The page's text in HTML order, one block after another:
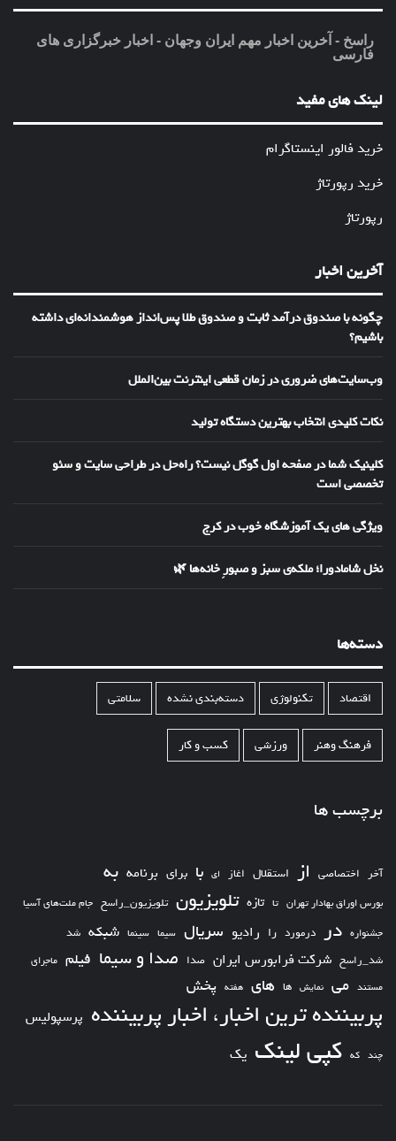
راسخ - آخرین اخبار مهم ایران وجهان - اخبار خبرگزاری های
فارسی
لینک های مفید
خرید فالور اینستاگرام
خرید رپورتاژ
رپورتاژ
آخرین اخبار
چگونه با صندوق درآمد ثابت و صندوق طلا پس‌انداز هوشمندانه‌ای داشته
باشیم؟
وب‌سایت‌های ضروری در زمان قطعی اینترنت بین‌الملل
نکات کلیدی انتخاب بهترین دستگاه تولید
کلینیک شما در صفحه اول گوگل نیست؟ راه‌حل در طراحی سایت و سئو
تخصصی است
ویژگی های یک آموزشگاه خوب در کرج
نخل شامادورا؛ ملکه‌ی سبز و صبورِ خانه‌ها 🌿
دسته‌ها
اقتصاد تکنولوژی دسته‌بندی نشده سلامتی
فرهنگ وهنر ورزشی کسب و کار
برچسب ها
آخر اختصاصی از استقلال اغاز ای با برای برنامه به
بورس اوراق بهادار تهران تا تازه تلویزیون تلویزیون_راسخ جام ملت‌های آسیا
جشنواره در درمورد را رادیو سریال سیما سینما شبکه شد
شد_راسخ شرکت فرابورس ایران صدا صدا و سیما فیلم ماجرای
مستند می نمایش ها های هفته پخش
پربیننده ترین اخبار، اخبار پربیننده پرسپولیس
چند که کپی لینک یک